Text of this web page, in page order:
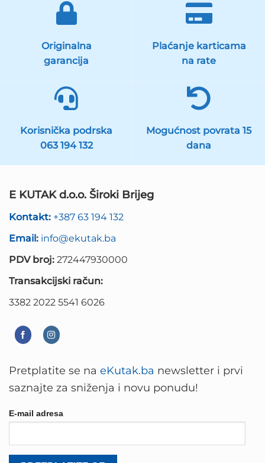
Originalna
garancija
Plaćanje karticama
na rate
Korisnička podrska
063 194 132
Mogućnost povrata 15
dana
E KUTAK d.o.o. Široki Brijeg
Kontakt: +387 63 194 132
Email: info@ekutak.ba
PDV broj: 272447930000
Transakcijski račun:
3382 2022 5541 6026
Pretplatite se na eKutak.ba newsletter i prvi
saznajte za sniženja i novu ponudu!
E-mail adresa